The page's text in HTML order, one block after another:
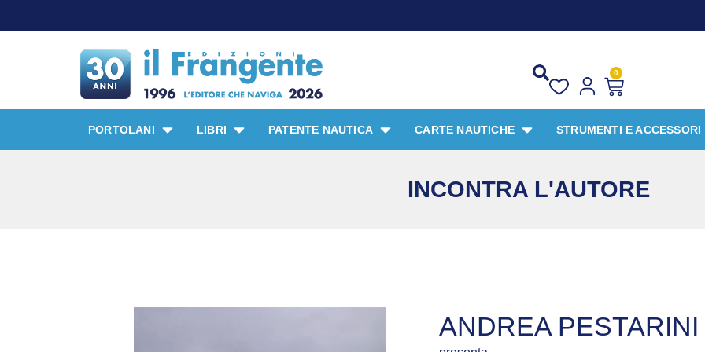
0
PORTOLANI LIBRI PATENTE NAUTICA CARTE NAUTICHE STRUMENTI E ACCESSORI
INCONTRA L'AUTORE
ANDREA PESTARINI